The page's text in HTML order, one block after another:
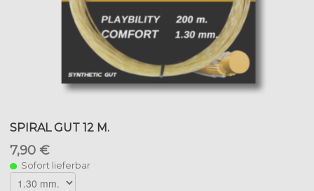
SPIRAL GUT 12 M.
7,90 €
Sofort lieferbar